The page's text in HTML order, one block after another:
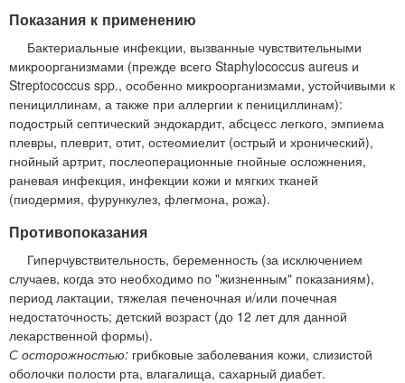
Показания к применению
Бактериальные инфекции, вызванные чувствительными
микроорганизмами (прежде всего Staphylococcus aureus и
Streptococcus spp., особенно микроорганизмами, устойчивыми к
пенициллинам, а также при аллергии к пенициллинам):
подострый септический эндокардит, абсцесс легкого, эмпиема
плевры, плеврит, отит, остеомиелит (острый и хронический),
гнойный артрит, послеоперационные гнойные осложнения,
раневая инфекция, инфекции кожи и мягких тканей
(пиодермия, фурункулез, флегмона, рожа).
Противопоказания
Гиперчувствительность, беременность (за исключением
случаев, когда это необходимо по "жизненным" показаниям),
период лактации, тяжелая печеночная и/или почечная
недостаточность; детский возраст (до 12 лет для данной
лекарственной формы).
С осторожностью: грибковые заболевания кожи, слизистой
оболочки полости рта, влагалища, сахарный диабет.